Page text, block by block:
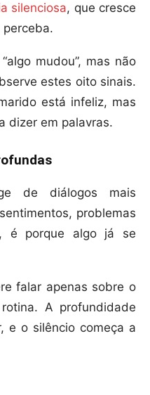
silenciosa, que cresce
perceba.
mudou”, mas não
estes oito sinais.
está infeliz, mas
dizer em palavras.
de diálogos mais
problemas
é porque algo já se
falar apenas sobre o
A profundidade
e o silêncio começa a